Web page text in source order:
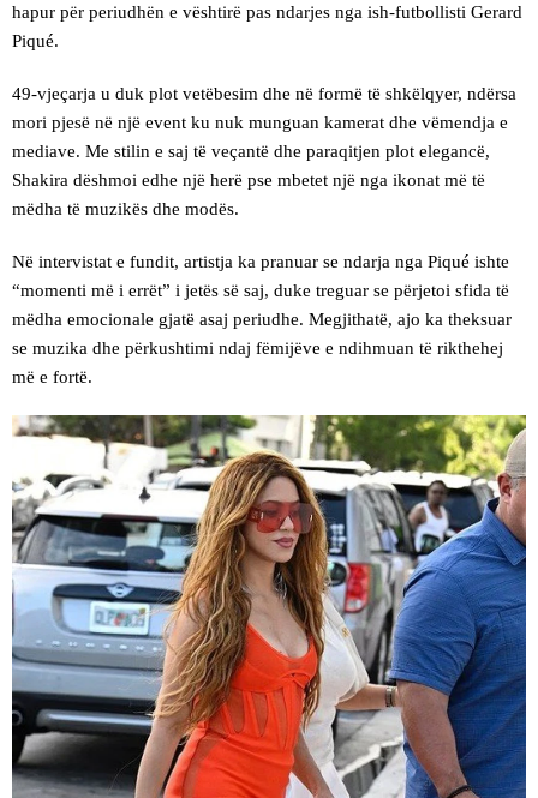
hapur për periudhën e vështirë pas ndarjes nga ish-futbollisti Gerard
Piqué.
49-vjeçarja u duk plot vetëbesim dhe në formë të shkëlqyer, ndërsa
mori pjesë në një event ku nuk munguan kamerat dhe vëmendja e
mediave. Me stilin e saj të veçantë dhe paraqitjen plot elegancë,
Shakira dëshmoi edhe një herë pse mbetet një nga ikonat më të
mëdha të muzikës dhe modës.
Në intervistat e fundit, artistja ka pranuar se ndarja nga Piqué ishte
“momenti më i errët” i jetës së saj, duke treguar se përjetoi sfida të
mëdha emocionale gjatë asaj periudhe. Megjithatë, ajo ka theksuar
se muzika dhe përkushtimi ndaj fëmijëve e ndihmuan të rikthehej
më e fortë.